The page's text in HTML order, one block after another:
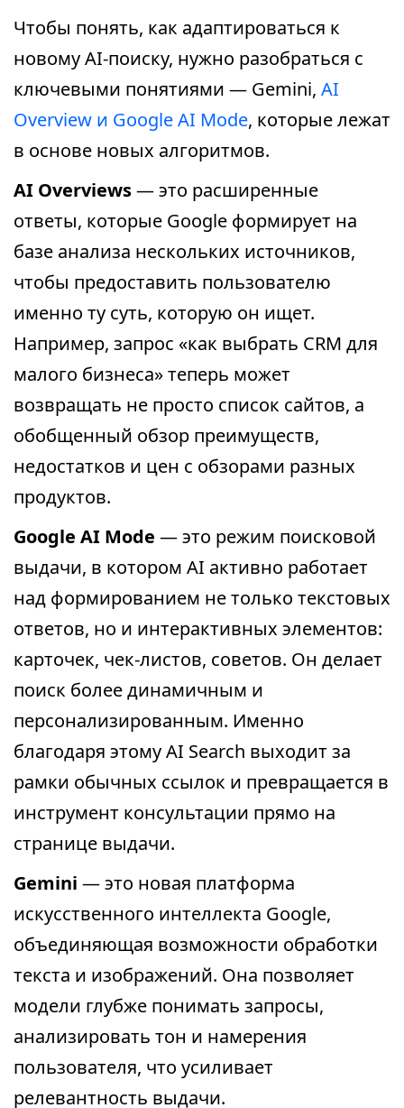
Чтобы понять, как адаптироваться к
новому AI-поиску, нужно разобраться с
ключевыми понятиями — Gemini, AI
Overview и Google AI Mode, которые лежат
в основе новых алгоритмов.
AI Overviews— это расширенные
ответы, которые Google формирует на
базе анализа нескольких источников,
чтобы предоставить пользователю
именно ту суть, которую он ищет.
Например, запрос «как выбрать CRM для
малого бизнеса» теперь может
возвращать не просто список сайтов, а
обобщенный обзор преимуществ,
недостатков и цен с обзорами разных
продуктов.
Google AI Mode — это режим поисковой
выдачи, в котором AI активно работает
над формированием не только текстовых
ответов, но и интерактивных элементов:
карточек, чек-листов, советов. Он делает
поиск более динамичным и
персонализированным. Именно
благодаря этому AI Search выходит за
рамки обычных ссылок и превращается в
инструмент консультации прямо на
странице выдачи.
Gemini — это новая платформа
искусственного интеллекта Google,
объединяющая возможности обработки
текста и изображений. Она позволяет
модели глубже понимать запросы,
анализировать тон и намерения
пользователя, что усиливает
релевантность выдачи.